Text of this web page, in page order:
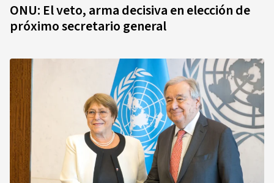
ONU: El veto, arma decisiva en elección de
próximo secretario general